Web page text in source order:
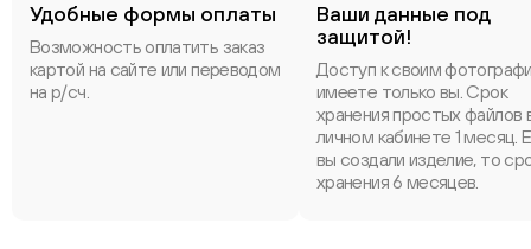
Удобные формы оплаты
Возможность оплатить заказ
картой на сайте или переводом
на р/сч.
Ваши данные под
защитой!
Доступ к своим
имеете только вы. Срок
хранения простых файлов
личном кабинете 1 месяц.
вы создали изделие, то
хранения 6 месяцев.